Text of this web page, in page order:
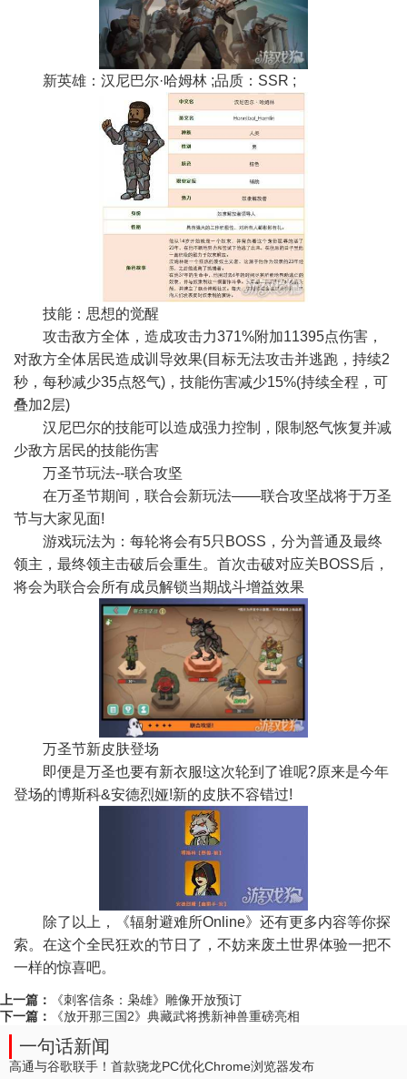
新英雄：汉尼巴尔·哈姆林 ;品质：SSR ;
技能：思想的觉醒
攻击敌方全体，造成攻击力371%附加11395点伤害，
对敌方全体居民造成训导效果(目标无法攻击并逃跑，持续2
秒，每秒减少35点怒气)，技能伤害减少15%(持续全程，可
叠加2层)
汉尼巴尔的技能可以造成强力控制，限制怒气恢复并减
少敌方居民的技能伤害
万圣节玩法--联合攻坚
在万圣节期间，联合会新玩法——联合攻坚战将于万圣
节与大家见面!
游戏玩法为：每轮将会有5只BOSS，分为普通及最终
领主，最终领主击破后会重生。首次击破对应关BOSS后，
将会为联合会所有成员解锁当期战斗增益效果
万圣节新皮肤登场
即便是万圣也要有新衣服!这次轮到了谁呢?原来是今年
登场的博斯科&安德烈娅!新的皮肤不容错过!
除了以上，《辐射避难所Online》还有更多内容等你探
索。在这个全民狂欢的节日了，不妨来废土世界体验一把不
一样的惊喜吧。
上一篇：
《刺客信条：枭雄》雕像开放预订
下一篇：
《放开那三国2》典藏武将携新神兽重磅亮相
一句话新闻
高通与谷歌联手！首款骁龙PC优化Chrome浏览器发布